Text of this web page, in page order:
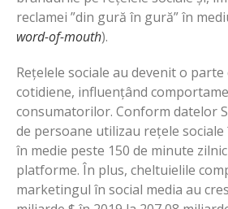
reclamei ”din gură în gură” în
word-of-mouth).
Rețelele sociale au devenit o
cotidiene, influențând
consumatorilor. Conform datelor
de persoane utilizau rețele sociale
în medie peste 150 de minute
platforme. În plus, cheltuielile
marketingul în social media au